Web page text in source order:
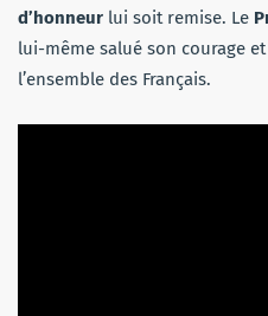
d’honneur lui soit remise. Le
lui-même salué son courage
l’ensemble des Français.